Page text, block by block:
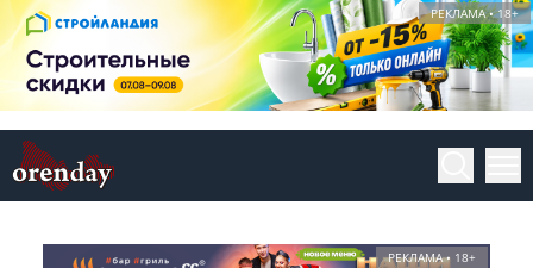
РЕКЛАМА • 18+
РЕКЛАМА • 18+